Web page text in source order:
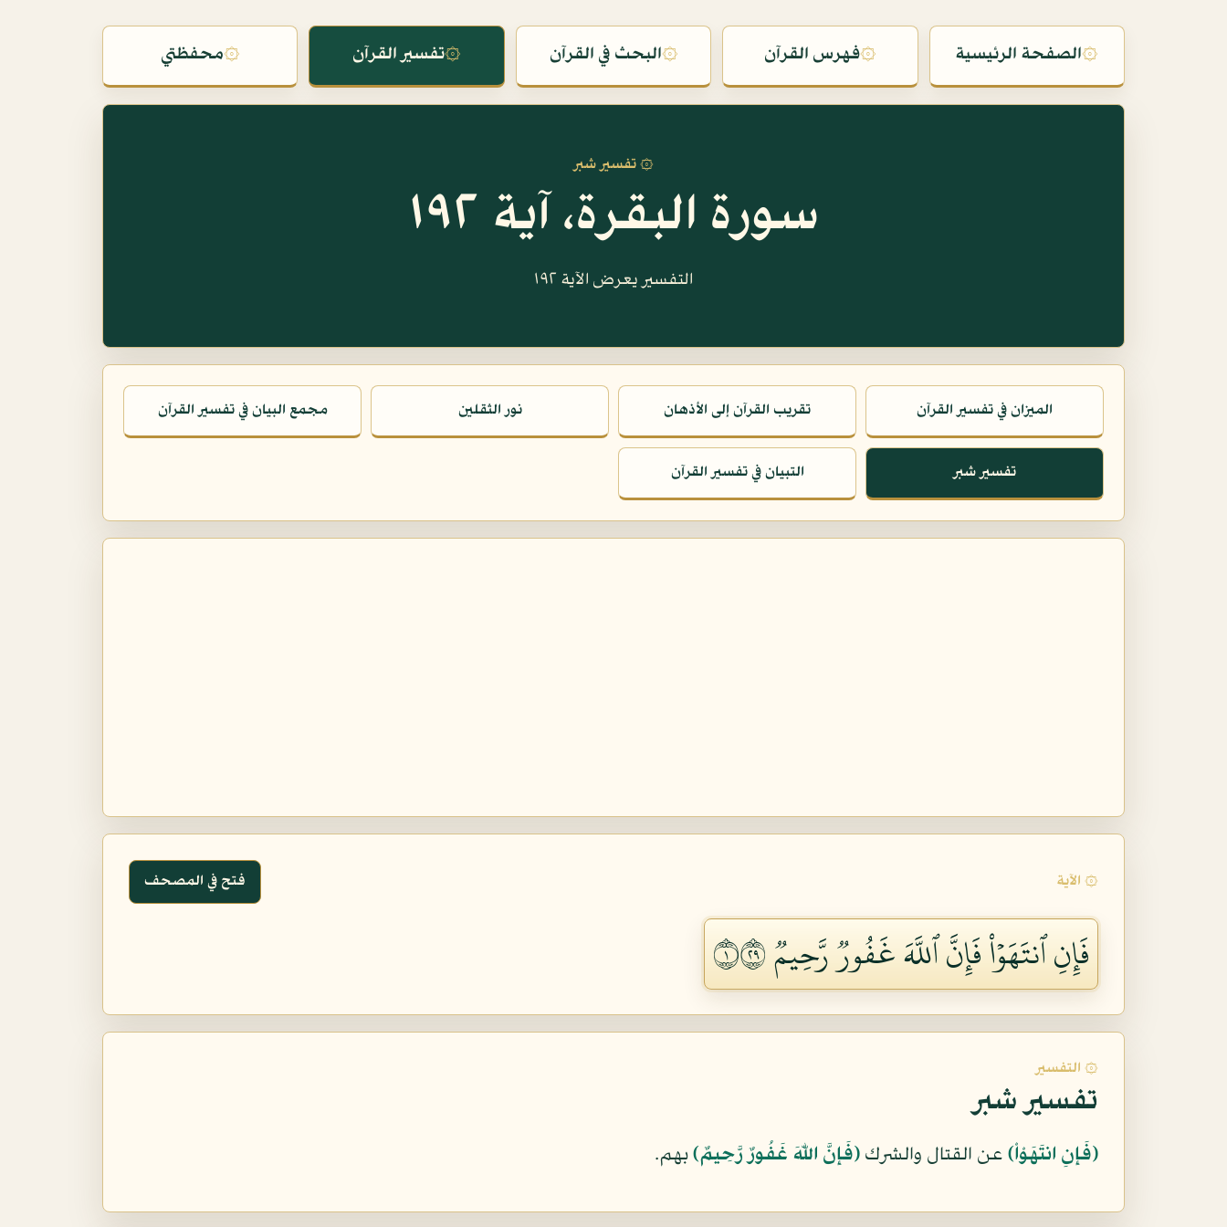
۞الصفحة الرئيسية ۞فهرس القرآن ۞البحث في القرآن ۞تفسير القرآن ۞محفظتي
۞ تفسير شبر
سورة البقرة، آية ١٩٢
التفسير يعرض الآية ١٩٢
الميزان في تفسير القرآن تقريب القرآن إلى الأذهان نور الثقلين مجمع البيان في تفسير القرآن
تفسير شبر التبيان في تفسير القرآن
۞ الآية فتح في المصحف
فَإِنِ ٱنتَهَوۡاْ فَإِنَّ ٱللَّهَ غَفُورٞ رَّحِيمٞ ١٩٢
۞ التفسير
تفسير شبر
﴿فَإِنِ انتَهَوْاْ﴾ عن القتال والشرك ﴿فَإِنَّ اللّهَ غَفُورٌ رَّحِيمٌ﴾بهم.